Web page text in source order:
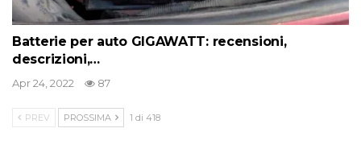
Batterie per auto GIGAWATT: recensioni,
descrizioni,…
Apr 24, 2022 87
PREV PROSSIMA 1 di 418